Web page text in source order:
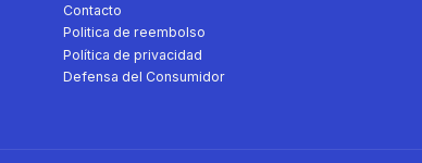
Contacto
Politica de reembolso
Política de privacidad
Defensa del Consumidor